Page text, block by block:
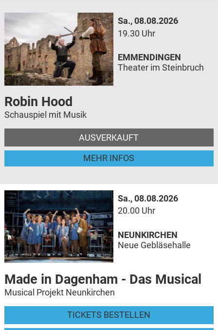
Sa., 08.08.2026
19.30 Uhr
Robin Hood
Schauspiel mit Musik
AUSVERKAUFT
MEHR INFOS
EMMENDINGEN
Theater im Steinbruch
Sa., 08.08.2026
20.00 Uhr
Made in Dagenham - Das Musical
Musical Projekt Neunkirchen
TICKETS BESTELLEN
NEUNKIRCHEN
Neue Gebläsehalle